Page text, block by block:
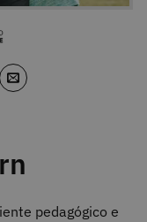
pedagógico e